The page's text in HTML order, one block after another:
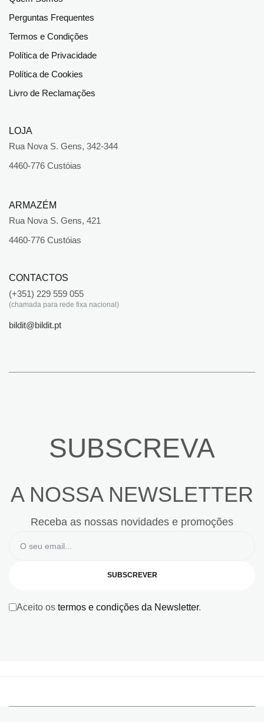
Perguntas Frequentes
Termos e Condições
Política de Privacidade
Política de Cookies
Livro de Reclamações
LOJA
Rua Nova S. Gens, 342-344
4460-776 Custóias
ARMAZÉM
Rua Nova S. Gens, 421
4460-776 Custóias
CONTACTOS
(+351) 229 559 055
(chamada para rede fixa nacional)
bildit@bildit.pt
SUBSCREVA
A NOSSA NEWSLETTER
Receba as nossas novidades e promoções
SUBSCREVER
Aceito os termos e condições da Newsletter.